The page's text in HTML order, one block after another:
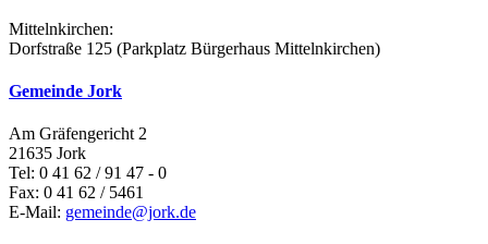
Mittelnkirchen:
Dorfstraße 125 (Parkplatz Bürgerhaus Mittelnkirchen)
Gemeinde Jork
Am Gräfengericht 2
21635 Jork
Tel: 0 41 62 / 91 47 - 0
Fax: 0 41 62 / 5461
E-Mail: gemeinde@jork.de